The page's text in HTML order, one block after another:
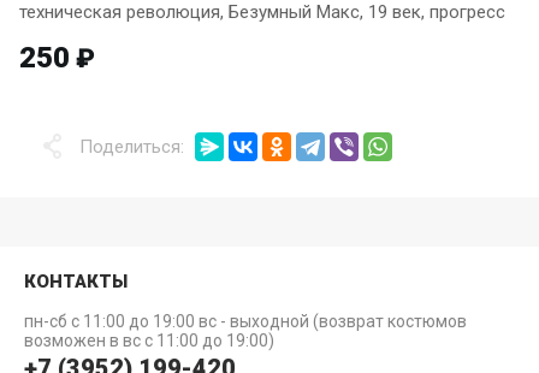
техническая революция, Безумный Макс, 19 век, прогресс
250 ₽
Поделиться:
КОНТАКТЫ
пн-сб с 11:00 до 19:00 вс - выходной (возврат костюмов
возможен в вс с 11:00 до 19:00)